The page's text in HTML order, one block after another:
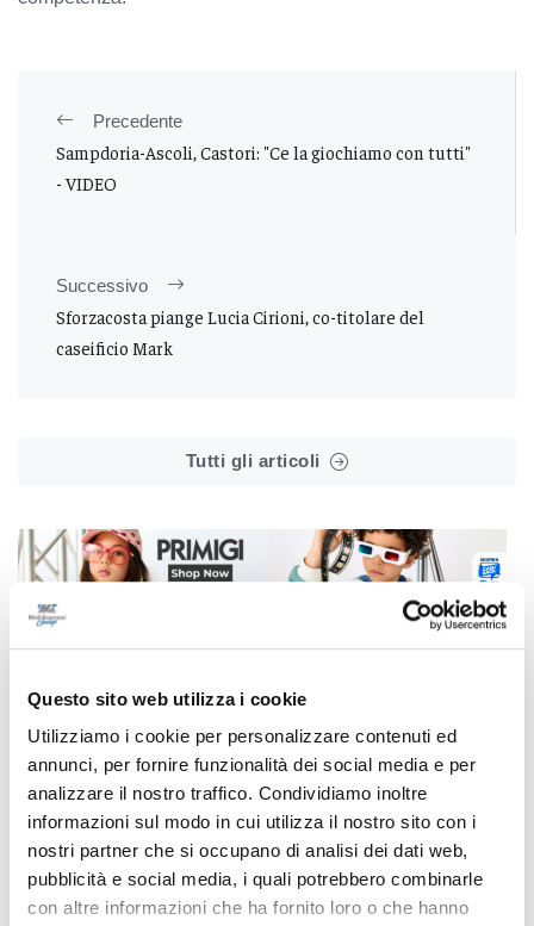
Questo sito web utilizza i cookie
Utilizziamo i cookie per personalizzare contenuti ed
annunci, per fornire funzionalità dei social media e per
analizzare il nostro traffico. Condividiamo inoltre
informazioni sul modo in cui utilizza il nostro sito con i
nostri partner che si occupano di analisi dei dati web,
pubblicità e social media, i quali potrebbero combinarle
con altre informazioni che ha fornito loro o che hanno
Precedente
Sampdoria-Ascoli, Castori: "Ce la giochiamo con tutti"
- VIDEO
Successivo
Sforzacosta piange Lucia Cirioni, co-titolare del
caseificio Mark
Tutti gli articoli